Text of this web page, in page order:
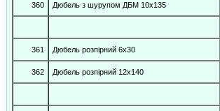
360 Дюбель з шурупом ДБМ 10х135
361 Дюбель розпірний 6х30
362 Дюбель розпірний 12х140